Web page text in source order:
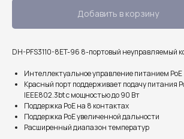
Добавить в корзину
DH-PFS3110-8ET-96 8-портовый неуправляемый
Интеллектуальное управление питанием PoE
Красный порт поддерживает подачу питания
IEEE802.3bt с мощностью до 90 Вт
Поддержка PoE на 8 контактах
Поддержка PoE увеличенной дальности
Расширенный диапазон температур